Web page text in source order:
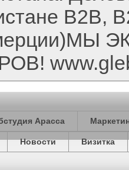
B2B,
Арасса
Новости Визитка